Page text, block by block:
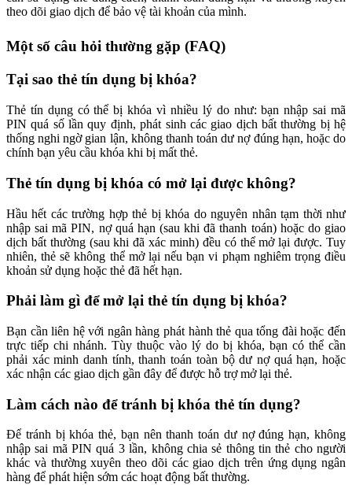
theo dõi giao dịch để bảo vệ tài khoản của mình.
Một số câu hỏi thường gặp (FAQ)
Tại sao thẻ tín dụng bị khóa?
Thẻ tín dụng có thể bị khóa vì nhiều lý do như: bạn nhập sai mã
PIN quá số lần quy định, phát sinh các giao dịch bất thường bị hệ
thống nghi ngờ gian lận, không thanh toán dư nợ đúng hạn, hoặc do
chính bạn yêu cầu khóa khi bị mất thẻ.
Thẻ tín dụng bị khóa có mở lại được không?
Hầu hết các trường hợp thẻ bị khóa do nguyên nhân tạm thời như
nhập sai mã PIN, nợ quá hạn (sau khi đã thanh toán) hoặc do giao
dịch bất thường (sau khi đã xác minh) đều có thể mở lại được. Tuy
nhiên, thẻ sẽ không thể mở lại nếu bạn vi phạm nghiêm trọng điều
khoản sử dụng hoặc thẻ đã hết hạn.
Phải làm gì để mở lại thẻ tín dụng bị khóa?
Bạn cần liên hệ với ngân hàng phát hành thẻ qua tổng đài hoặc đến
trực tiếp chi nhánh. Tùy thuộc vào lý do bị khóa, bạn có thể cần
phải xác minh danh tính, thanh toán toàn bộ dư nợ quá hạn, hoặc
xác nhận các giao dịch gần đây để được hỗ trợ mở lại thẻ.
Làm cách nào để tránh bị khóa thẻ tín dụng?
Để tránh bị khóa thẻ, bạn nên thanh toán dư nợ đúng hạn, không
nhập sai mã PIN quá 3 lần, không chia sẻ thông tin thẻ cho người
khác và thường xuyên theo dõi các giao dịch trên ứng dụng ngân
hàng để phát hiện sớm các hoạt động bất thường.